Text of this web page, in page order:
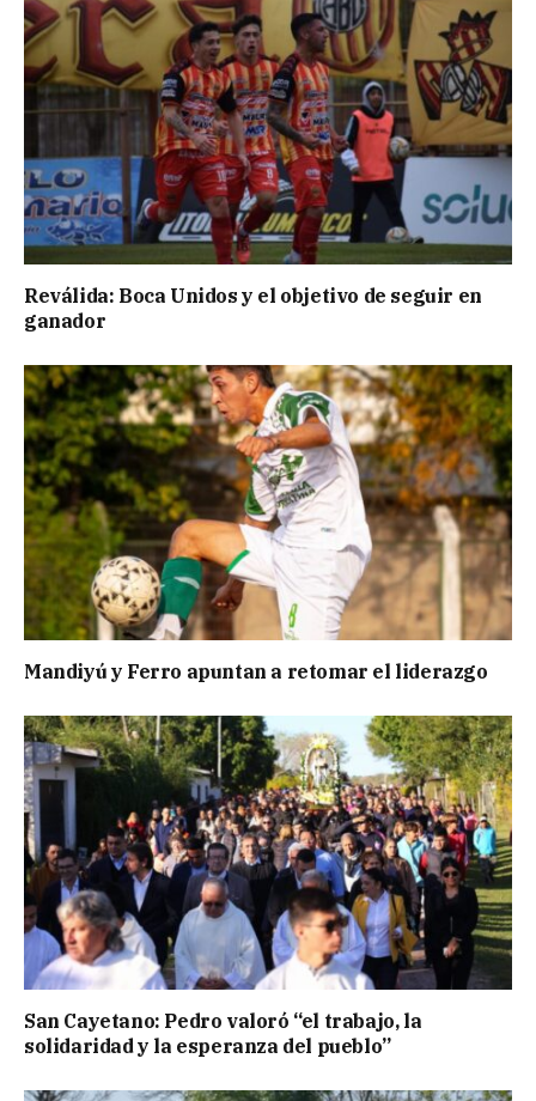
Reválida: Boca Unidos y el objetivo de seguir en
ganador
Mandiyú y Ferro apuntan a retomar el liderazgo
San Cayetano: Pedro valoró “el trabajo, la
solidaridad y la esperanza del pueblo”